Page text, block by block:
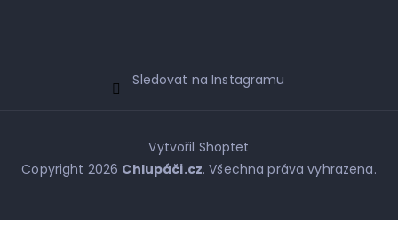
Sledovat na Instagramu
Vytvořil Shoptet
Copyright 2026 Chlupáči.cz. Všechna práva vyhrazena.